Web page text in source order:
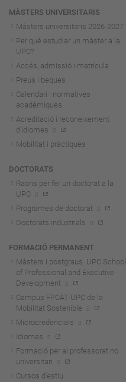
MÀSTERS UNIVERSITARIS
Màsters universitaris 2026-2027
Per què estudiar un màster a la
UPC?
Accés, admissió i matrícula
Preus i beques
Calendari i normatives
acadèmiques
Acreditació i reconeixement
d'idiomes
Mobilitat i pràctiques
DOCTORATS
Raons per fer un doctorat a la
UPC
Programes de doctorat
Doctorats industrials
FORMACIÓ PERMANENT
Màsters i postgraus. UPC School
of Professional and Executive
Development
Campus FPCAT-UPC de la
Mobilitat Sostenible
Microcredencials
Idiomes
Formació per al professorat no
universitari
Cursos d'estiu